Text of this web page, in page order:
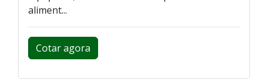
aliment...
Cotar agora